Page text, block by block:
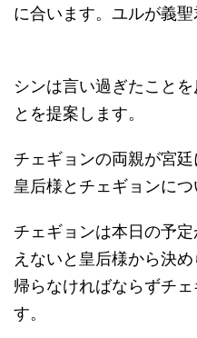
に合います。ユルが義聖
シンは言い過ぎたこと
とを提案します。
チェギョンの両親が宮廷
皇后様とチェギョンにつ
チェギョンは本日の予
えないと皇后様から決
帰らなければならずチ
す。